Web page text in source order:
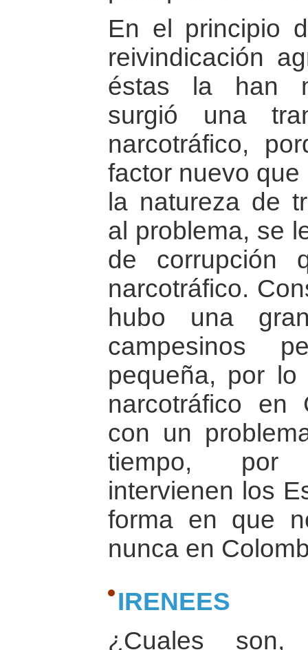
En el principio
reivindicación
éstas la han
surgió una
narcotráfico,
factor nuevo
la natureza de
al problema, se
de corrupción
narcotráfico.
hubo una
campesinos
pequeña, por
narcotráfico en
con un
tiempo, por
intervienen los
forma en que
nunca en
IRENEES
¿Cuales